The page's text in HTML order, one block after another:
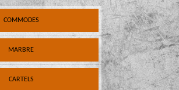
COMMODES
MARBRE
CARTELS